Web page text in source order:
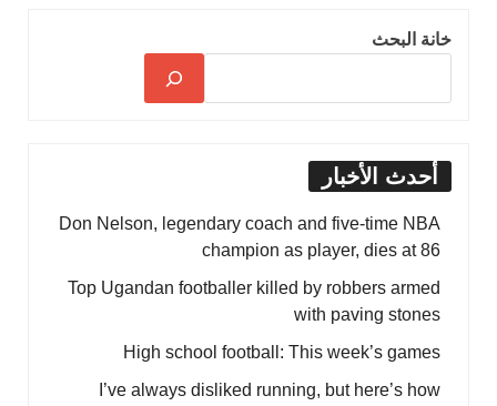
خانة البحث
أحدث الأخبار
Don Nelson, legendary coach and five-time NBA
champion as player, dies at 86
Top Ugandan footballer killed by robbers armed
with paving stones
High school football: This week’s games
I’ve always disliked running, but here’s how